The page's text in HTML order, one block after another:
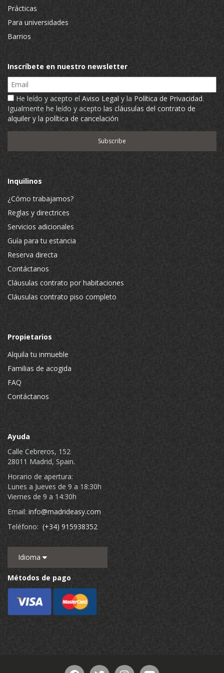
Prácticas
Para universidades
Barrios
Inscríbete en nuestro newsletter
Email
He leído y acepto el Aviso Legal y la Política de Privacidad.
Igualmente he leído y acepto las cláusulas del contrato de
alquiler y la política de cancelación
Inquilinos
¿Cómo trabajamos?
Reglas y directrices
Servicios adicionales
Guía para tu estancia
Reserva directa
Contáctanos
Cláusulas contrato por habitaciones
Cláusulas contrato piso completo
Propietarios
Alquila tu inmueble
Familias de acogida
FAQ
Contáctanos
Ayuda
Calle Cebreros, 152
28011 Madrid, Spain.
Horario de apertura:
Lunes a Jueves de 9 a 18:30h
Viernes de 9 a 14:30h
Email: info@madrideasy.com
Teléfono: (+34) 915938352
Idioma
Métodos de pago